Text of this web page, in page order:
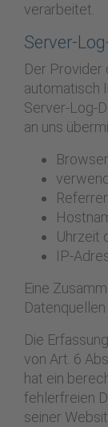
verarbeitet.
Server-
Der Provider
automatisch
Server-Log-
an uns
Referrer
Uhrzeit
IP-
Eine
Die
von Art. 6
hat ein
fehlerfreien
seiner